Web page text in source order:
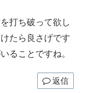
打ち破って欲し
たら良さげです
ることですね。
返信